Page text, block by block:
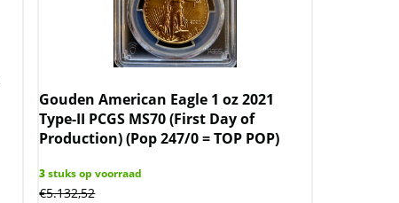
Gouden American Eagle 1 oz 2021
Type-II PCGS MS70 (First Day of
Production) (Pop 247/0 = TOP POP)
3stuks op voorraad
€5.132,52